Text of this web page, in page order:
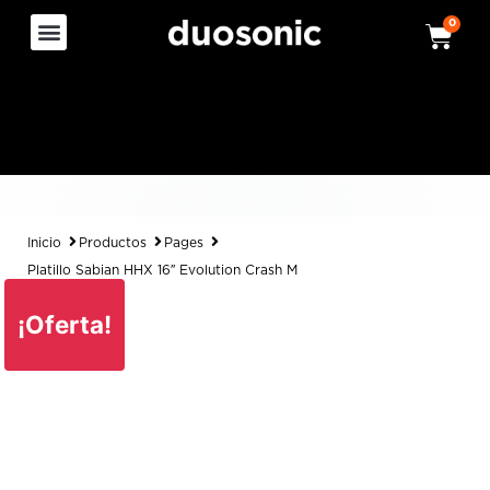
0
Inicio Productos Pages
Platillo Sabian HHX 16″ Evolution Crash M
¡Oferta!